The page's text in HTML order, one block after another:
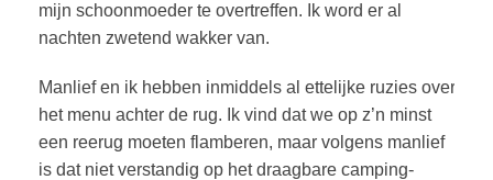
mijn schoonmoeder te overtreffen. Ik word er al
nachten zwetend wakker van.
Manlief en ik hebben inmiddels al ettelijke ruzies over
het menu achter de rug. Ik vind dat we op z’n minst
een reerug moeten flamberen, maar volgens manlief
is dat niet verstandig op het draagbare camping-